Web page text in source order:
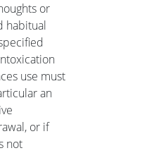
or
habitual
use must
an
or if
not